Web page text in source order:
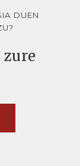
DUEN